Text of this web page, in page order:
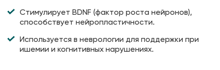
Стимулирует BDNF (фактор роста нейронов),
способствует нейропластичности.
Используется в неврологии для поддержки при
ишемии и когнитивных нарушениях.